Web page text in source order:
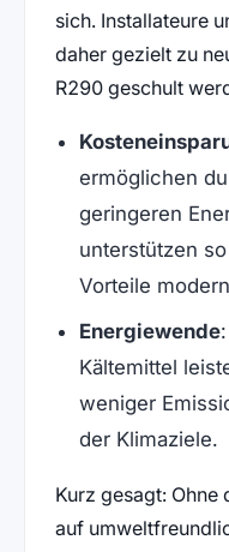
sich. Installateure
daher gezielt zu
R290 geschult
ermöglichen
geringeren
unterstützen
Vorteile
Energiewende
Kältemittel
weniger
der Klimaziele.
Kurz gesagt: Ohne
auf